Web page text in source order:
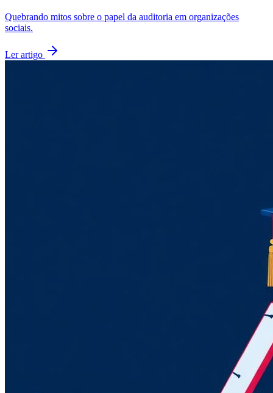
Quebrando mitos sobre o papel da auditoria em organizações
sociais.
Ler artigo